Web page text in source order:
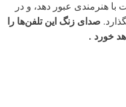
هنرمندی عبور دهد، و در
صدای زنگ این تلفن‌ها را
خورد .